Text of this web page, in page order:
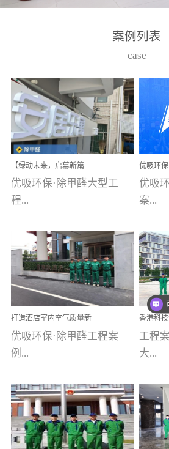
高技
取
和
权
号
给自
在广
品线
自动
选择
品质
产产
程序
部和
触媒
优吸
完成
求
支优
茁
人人
案例列表
case
【绿动未来，启幕新篇
章】优吸环保中标深圳安
居乐寓，超大型工装室内
空气治理项目顺利启航，
优吸环保·除甲醛大型工
程...
案例【深圳安居乐寓】室
内空气治理项目深圳安居
乐寓 深圳市安居乐寓
为深圳安居集团旗下城...
优吸环
校施工
优吸
案...
例(学
小学(
址：
南沙
禾...
打造酒店室内空气质量新
标杆——优吸环保·标杆之
作：东莞美豪雅致酒店室
内空气治理工程纪实
优吸环保·除甲醛工程案
例...
【东莞美豪雅致酒店】室
内空气治理项目东莞美豪
雅致酒店 东莞美豪雅
香港科
甲醛项
工程
大...
学广
理
州南